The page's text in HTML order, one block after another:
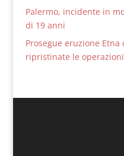
Palermo, incidente in
di 19 anni
Prosegue eruzione
ripristinate le